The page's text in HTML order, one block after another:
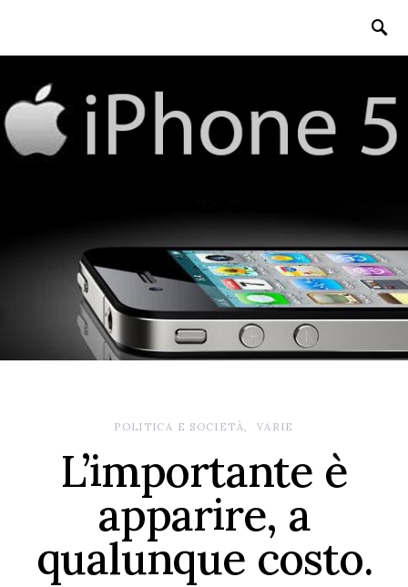
POLITICA E SOCIETÀ VARIE
L’importante è
apparire, a
qualunque costo.